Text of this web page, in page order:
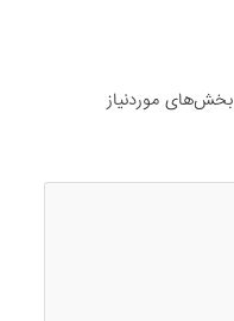
بخش‌های موردنیاز